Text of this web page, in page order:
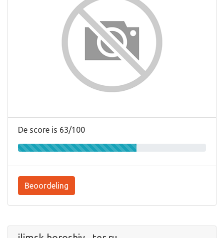
De score is 63/100
Beoordeling